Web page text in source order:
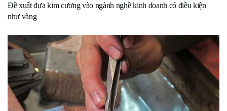
Đề xuất đưa kim cương vào ngành nghề kinh doanh có điều kiện
như vàng